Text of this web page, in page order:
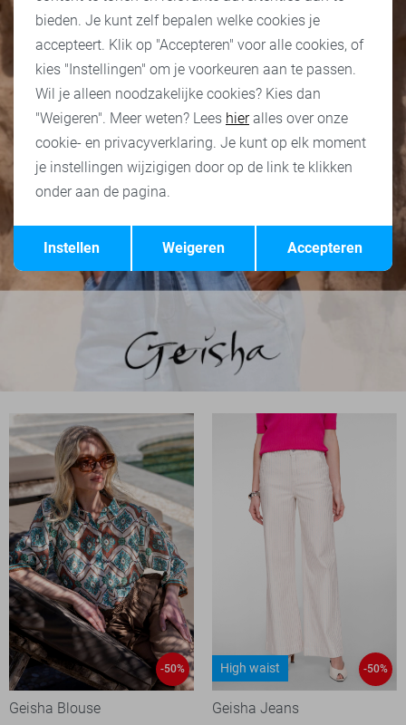
-50%
Geisha Blouse
High waist -50%
Geisha Jeans
Terug Opslaan
bieden. Je kunt zelf bepalen welke cookies je
accepteert. Klik op "Accepteren" voor alle cookies, of
kies "Instellingen" om je voorkeuren aan te passen.
Wil je alleen noodzakelijke cookies? Kies dan
"Weigeren". Meer weten? Lees hieralles over onze
cookie- en privacyverklaring. Je kunt op elk moment
je instellingen wijzigigen door op de link te klikken
onder aan de pagina.
Accepteren
Weigeren
Instellen